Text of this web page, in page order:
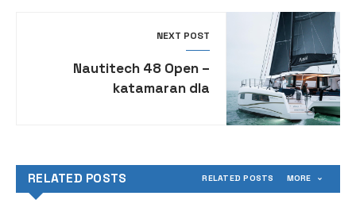
NEXT POST
Nautitech 48 Open –
katamaran dla
RELATED POSTS RELATED POSTS MORE